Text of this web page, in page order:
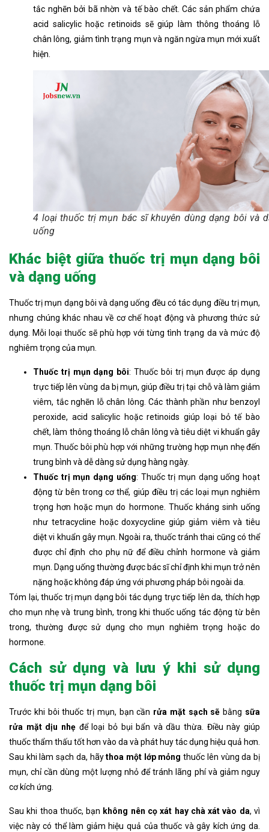
tắc nghẽn bởi bã nhờn và tế bào chết. Các sản phẩm chứa
acid salicylic hoặc retinoids sẽ giúp làm thông thoáng lỗ
chân lông, giảm tình trạng mụn và ngăn ngừa mụn mới xuất
hiện.
4 loại thuốc trị mụn bác sĩ khuyên dùng dạng bôi và
uống
Khác biệt giữa thuốc trị mụn dạng bôi
và dạng uống
Thuốc trị mụn dạng bôi và dạng uống đều có tác dụng điều trị mụn,
nhưng chúng khác nhau về cơ chế hoạt động và phương thức sử
dụng. Mỗi loại thuốc sẽ phù hợp với từng tình trạng da và mức độ
nghiêm trọng của mụn.
Thuốc trị mụn dạng bôi: Thuốc bôi trị mụn được áp dụng
trực tiếp lên vùng da bị mụn, giúp điều trị tại chỗ và làm giảm
viêm, tắc nghẽn lỗ chân lông. Các thành phần như benzoyl
peroxide, acid salicylic hoặc retinoids giúp loại bỏ tế bào
chết, làm thông thoáng lỗ chân lông và tiêu diệt vi khuẩn gây
mụn. Thuốc bôi phù hợp với những trường hợp mụn nhẹ đến
trung bình và dễ dàng sử dụng hàng ngày.
Thuốc trị mụn dạng uống: Thuốc trị mụn dạng uống hoạt
động từ bên trong cơ thể, giúp điều trị các loại mụn nghiêm
trọng hơn hoặc mụn do hormone. Thuốc kháng sinh uống
như tetracycline hoặc doxycycline giúp giảm viêm và tiêu
diệt vi khuẩn gây mụn. Ngoài ra, thuốc tránh thai cũng có thể
được chỉ định cho phụ nữ để điều chỉnh hormone và giảm
mụn. Dạng uống thường được bác sĩ chỉ định khi mụn trở nên
nặng hoặc không đáp ứng với phương pháp bôi ngoài da.
Tóm lại, thuốc trị mụn dạng bôi tác dụng trực tiếp lên da, thích hợp
cho mụn nhẹ và trung bình, trong khi thuốc uống tác động từ bên
trong, thường được sử dụng cho mụn nghiêm trọng hoặc do
hormone.
Cách sử dụng và lưu ý khi sử dụng
thuốc trị mụn dạng bôi
Trước khi bôi thuốc trị mụn, bạn cần rửa mặt sạch sẽ bằng sữa
rửa mặt dịu nhẹđể loại bỏ bụi bẩn và dầu thừa. Điều này giúp
thuốc thẩm thấu tốt hơn vào da và phát huy tác dụng hiệu quả hơn.
Sau khi làm sạch da, hãythoa một lớp mỏng thuốc lên vùng da bị
mụn, chỉ cần dùng một lượng nhỏ để tránh lãng phí và giảm nguy
cơ kích ứng.
Sau khi thoa thuốc, bạn không nên cọ xát hay chà xát vào da, vì
việc này có thể làm giảm hiệu quả của thuốc và gây kích ứng da.